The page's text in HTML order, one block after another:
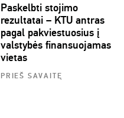
Paskelbti stojimo
rezultatai – KTU antras
pagal pakviestuosius į
valstybės finansuojamas
vietas
PRIEŠ SAVAITĘ